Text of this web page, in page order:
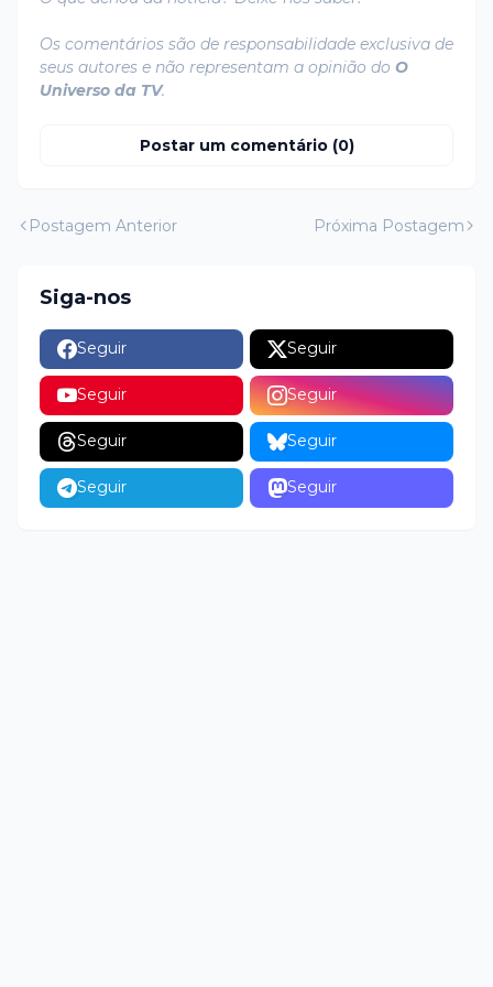
Os comentários são de responsabilidade exclusiva de
seus autores e não representam a opinião do O
Universo da TV.
Postar um comentário (0)
Postagem Anterior Próxima Postagem
Siga-nos
Seguir Seguir
Seguir Seguir
Seguir Seguir
Seguir Seguir